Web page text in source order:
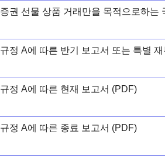
증권 선물 상품 거래만을 목적으로하는
규정 A에 따른 반기 보고서 또는 특별
규정 A에 따른 현재 보고서 (PDF)
규정 A에 따른 종료 보고서 (PDF)